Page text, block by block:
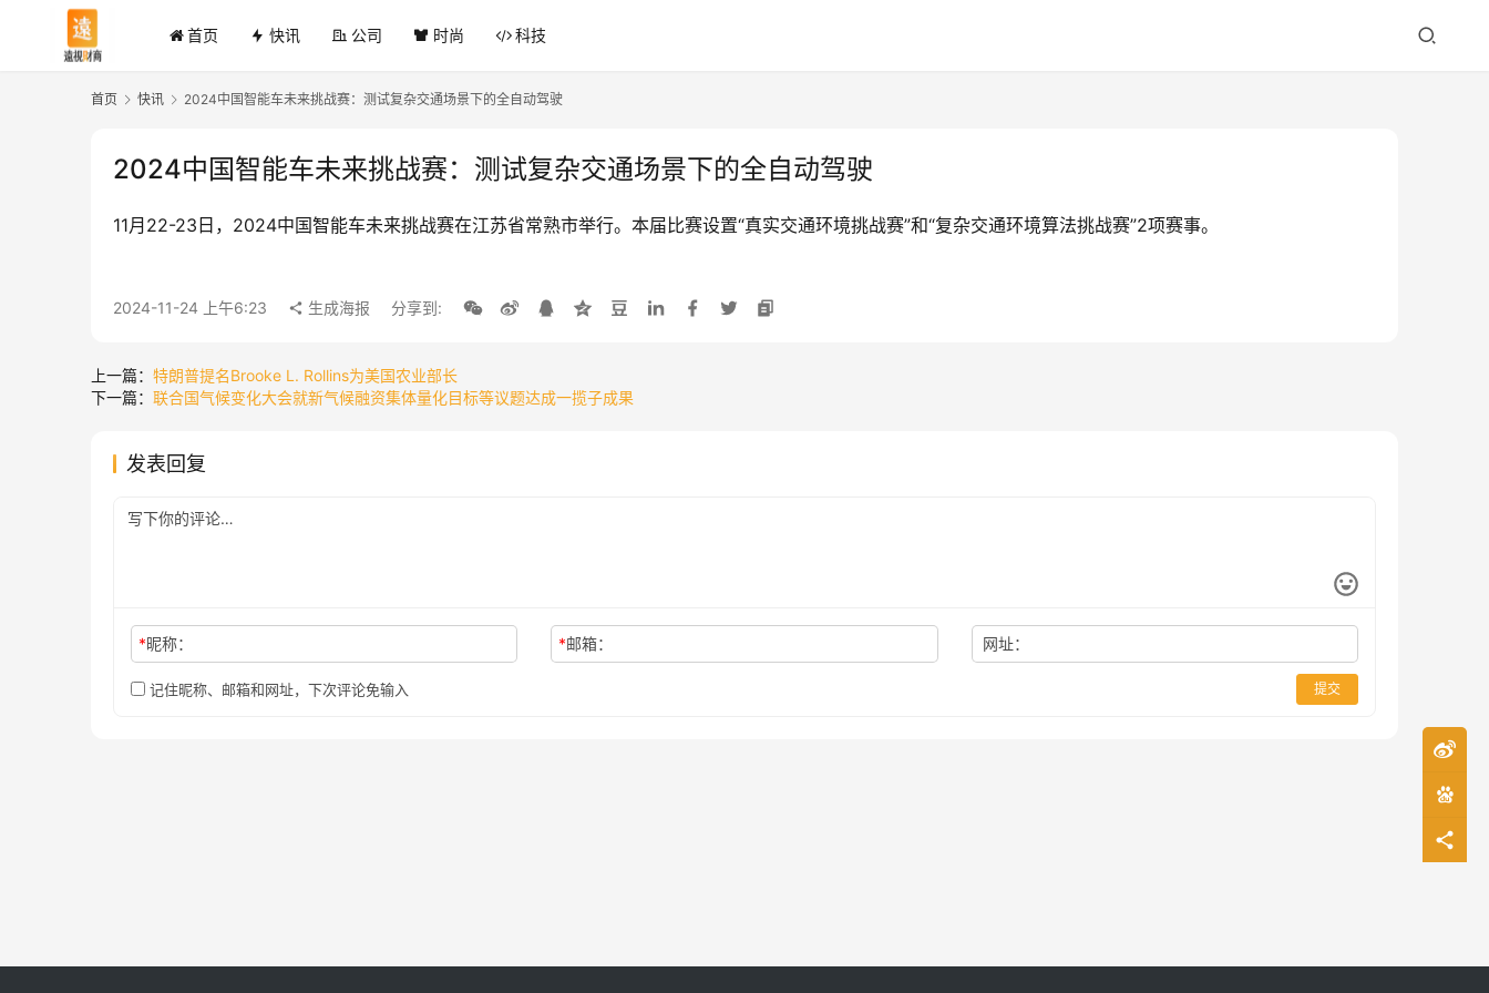
首页 快讯 公司 时尚 科技
首页 快讯 2024中国智能车未来挑战赛：测试复杂交通场景下的全自动驾驶
2024中国智能车未来挑战赛：测试复杂交通场景下的全自动驾驶
11月22-23日，2024中国智能车未来挑战赛在江苏省常熟市举行。本届比赛设置“真实交通环境挑战赛”和“复杂交通环境算法挑战赛”2项赛事。
2024-11-24 上午6:23 生成海报 分享到:
上一篇： 特朗普提名Brooke L. Rollins为美国农业部长
下一篇： 联合国气候变化大会就新气候融资集体量化目标等议题达成一揽子成果
发表回复
*昵称： *邮箱： 网址：
记住昵称、邮箱和网址，下次评论免输入 提交